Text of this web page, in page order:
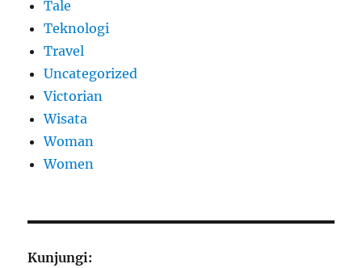
Tale
Teknologi
Travel
Uncategorized
Victorian
Wisata
Woman
Women
Kunjungi: